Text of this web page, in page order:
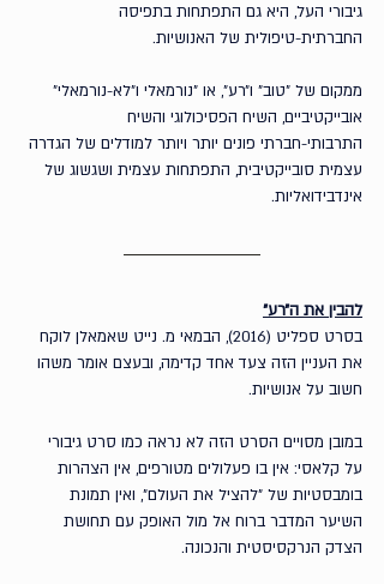
גיבורי העל, היא גם התפתחות בתפיסה
החברתית-טיפולית של האנושיות.
ממקום של ״טוב״ ו״רע״, או ״נורמאלי ו״לא-נורמאלי״
אובייקטיביים, השיח הפסיכולוגי והשיח
התרבותי-חברתי פונים יותר ויותר למודלים של הגדרה
עצמית סובייקטיבית, התפתחות עצמית ושגשוג של
אינדבידואליות.
להבין את ה״רע״
בסרט ספליט (2016), הבמאי מ. נייט שאמאלן לוקח
את העניין הזה צעד אחד קדימה, ובעצם אומר משהו
חשוב על אנושיות.
במובן מסויים הסרט הזה לא נראה כמו סרט גיבורי
על קלאסי: אין בו פעלולים מטורפים, אין הצהרות
בומבסטיות של ״להציל את העולם״, ואין תמונת
השיער המדבר ברוח אל מול האופק עם תחושת
הצדק הנרקסיסטית והנכונה.